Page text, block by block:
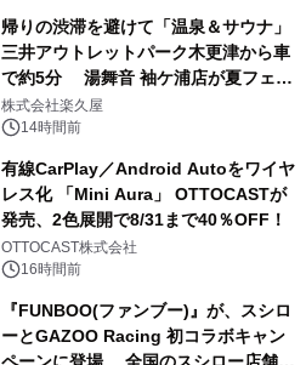
帰りの渋滞を避けて「温泉＆サウナ」
三井アウトレットパーク木更津から車
で約5分 湯舞音 袖ケ浦店が夏フェア
メニューを提供
株式会社楽久屋
14時間前
有線CarPlay／Android Autoをワイヤ
レス化 「Mini Aura」 OTTOCASTが
発売、2色展開で8/31まで40％OFF！
OTTOCAST株式会社
16時間前
『FUNBOO(ファンブー)』が、スシロ
ーとGAZOO Racing 初コラボキャン